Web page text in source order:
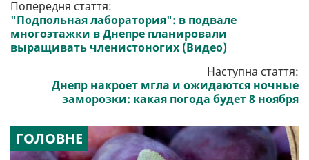
Попередня стаття:
"Подпольная лаборатория": в подвале
многоэтажки в Днепре планировали
выращивать членистоногих (Видео)
Наступна стаття:
Днепр накроет мгла и ожидаются ночные
заморозки: какая погода будет 8 ноября
ГОЛОВНЕ